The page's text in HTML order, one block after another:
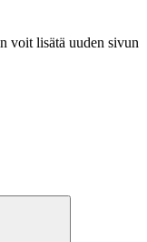
voit lisätä uuden sivun